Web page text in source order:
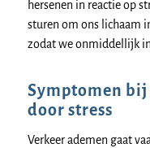
hersenen in reactie op
sturen om ons lichaam
zodat we onmiddellijk
Symptomen
door stress
Verkeer ademen gaat